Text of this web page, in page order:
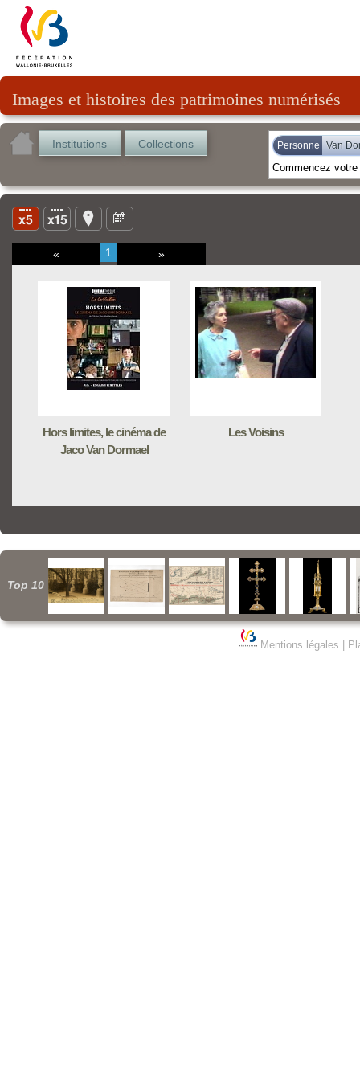
Images et histoires des patrimoines numérisés
Institutions Collections Personne Van
« 1 »
Hors limites, le cinéma de
Jaco Van Dormael
Les Voisins
Top 10
Mentions légales